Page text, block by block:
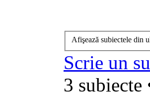
Afişează subiectele din
Scrie un
3 subiecte